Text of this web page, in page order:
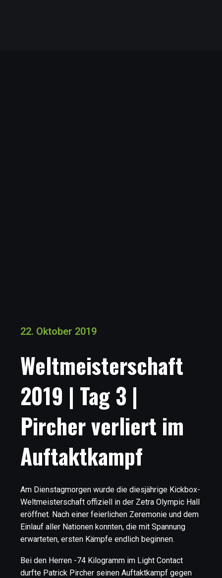
22. Oktober 2019
Weltmeisterschaft
2019 | Tag 3 |
Pircher verliert im
Auftaktkampf
Am Dienstagmorgen wurde die diesjährige Kickbox-
Weltmeisterschaft offiziell in der Zetra Olympic Hall
eröffnet. Nach einer feierlichen Zeremonie und dem
Einlauf aller Nationen konnten, die mit Spannung
erwarteten, ersten Kämpfe endlich beginnen.
Bei den Herren -74 Kilogramm im Light Contact
durfte Patrick Pircher seinen Auftaktkampf gegen